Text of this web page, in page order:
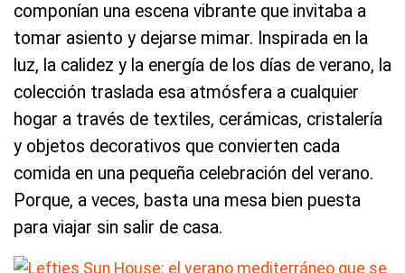
componían una escena vibrante que invitaba a
tomar asiento y dejarse mimar. Inspirada en la
luz, la calidez y la energía de los días de verano, la
colección traslada esa atmósfera a cualquier
hogar a través de textiles, cerámicas, cristalería
y objetos decorativos que convierten cada
comida en una pequeña celebración del verano.
Porque, a veces, basta una mesa bien puesta
para viajar sin salir de casa.